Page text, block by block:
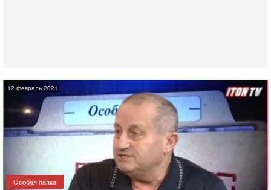
12 февраль 2021
Особая папка